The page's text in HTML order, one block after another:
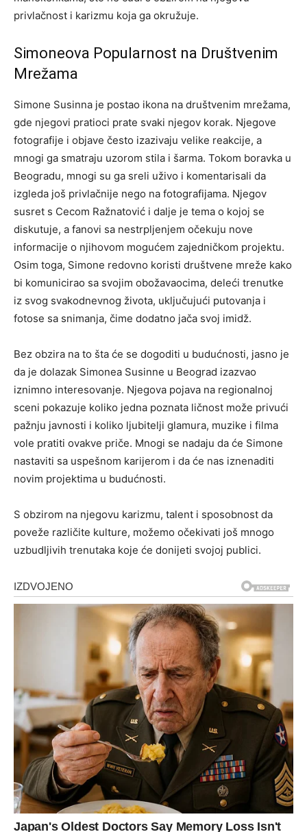
privlačnost i karizmu koja ga okružuje.
Simoneova Popularnost na Društvenim
Mrežama
Simone Susinna je postao ikona na društvenim mrežama,
gde njegovi pratioci prate svaki njegov korak. Njegove
fotografije i objave često izazivaju velike reakcije, a
mnogi ga smatraju uzorom stila i šarma. Tokom boravka u
Beogradu, mnogi su ga sreli uživo i komentarisali da
izgleda još privlačnije nego na fotografijama. Njegov
susret s Cecom Ražnatović i dalje je tema o kojoj se
diskutuje, a fanovi sa nestrpljenjem očekuju nove
informacije o njihovom mogućem zajedničkom projektu.
Osim toga, Simone redovno koristi društvene mreže kako
bi komunicirao sa svojim obožavaocima, deleći trenutke
iz svog svakodnevnog života, uključujući putovanja i
fotose sa snimanja, čime dodatno jača svoj imidž.
Bez obzira na to šta će se dogoditi u budućnosti, jasno je
da je dolazak Simonea Susinne u Beograd izazvao
iznimno interesovanje. Njegova pojava na regionalnoj
sceni pokazuje koliko jedna poznata ličnost može privući
pažnju javnosti i koliko ljubitelji glamura, muzike i filma
vole pratiti ovakve priče. Mnogi se nadaju da će Simone
nastaviti sa uspešnom karijerom i da će nas iznenaditi
novim projektima u budućnosti.
S obzirom na njegovu karizmu, talent i sposobnost da
poveže različite kulture, možemo očekivati još mnogo
uzbudljivih trenutaka koje će donijeti svojoj publici.